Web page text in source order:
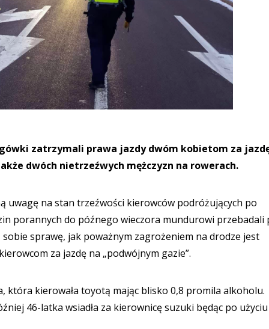
zatrzymali prawa jazdy dwóm kobietom za
dwóch nietrzeźwych mężczyzn na rowerach.
uwagę na stan trzeźwości kierowców podróżujących po
porannych do późnego wieczora mundurowi przebadali
sprawę, jak poważnym zagrożeniem na drodze jest
za jazdę na „podwójnym gazie”.
która kierowała toyotą mając blisko 0,8 promila alkoholu.
46-latka wsiadła za kierownicę suzuki będąc po użyciu